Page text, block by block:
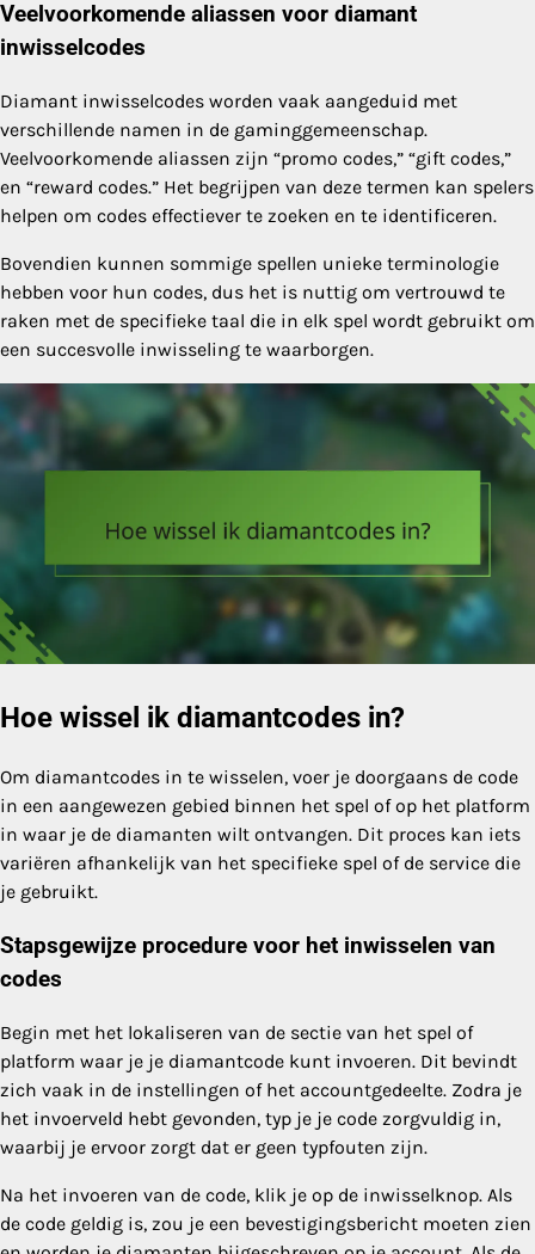
Veelvoorkomende aliassen voor diamant
inwisselcodes
Diamant inwisselcodes worden vaak aangeduid met
verschillende namen in de gaminggemeenschap.
Veelvoorkomende aliassen zijn “promo codes,” “gift codes,”
en “reward codes.” Het begrijpen van deze termen kan spelers
helpen om codes effectiever te zoeken en te identificeren.
Bovendien kunnen sommige spellen unieke terminologie
hebben voor hun codes, dus het is nuttig om vertrouwd te
raken met de specifieke taal die in elk spel wordt gebruikt om
een succesvolle inwisseling te waarborgen.
Hoe wissel ik diamantcodes in?
Om diamantcodes in te wisselen, voer je doorgaans de code
in een aangewezen gebied binnen het spel of op het platform
in waar je de diamanten wilt ontvangen. Dit proces kan iets
variëren afhankelijk van het specifieke spel of de service die
je gebruikt.
Stapsgewijze procedure voor het inwisselen van
codes
Begin met het lokaliseren van de sectie van het spel of
platform waar je je diamantcode kunt invoeren. Dit bevindt
zich vaak in de instellingen of het accountgedeelte. Zodra je
het invoerveld hebt gevonden, typ je je code zorgvuldig in,
waarbij je ervoor zorgt dat er geen typfouten zijn.
Na het invoeren van de code, klik je op de inwisselknop. Als
de code geldig is, zou je een bevestigingsbericht moeten zien